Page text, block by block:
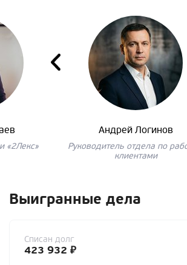
«2Лекс»
Андрей Логинов
Руководитель отдела по
клиентами
Выигранные дела
Списан долг
423 932 ₽